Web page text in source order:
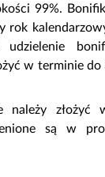
99%.
rok
udzielenie
w terminie do
należy złożyć
są w